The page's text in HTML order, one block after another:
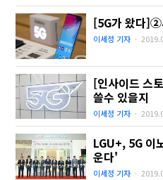
[5G가 왔다]②
이세정 기자 ·
[인사이드 스
쓸수 있을지
이세정 기자 ·
LGU+, 5G 이
운다'
이세정 기자 ·